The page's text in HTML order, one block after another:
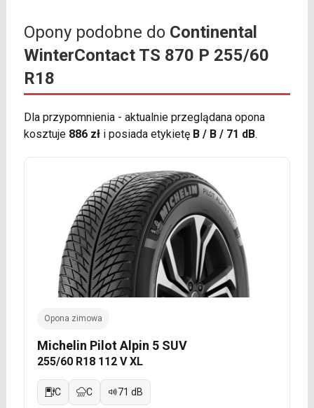
Opony podobne do Continental
WinterContact TS 870 P 255/60
R18
Dla przypomnienia - aktualnie przeglądana opona
kosztuje 886 złi posiada etykietę B / B / 71 dB.
Opona zimowa
Michelin Pilot Alpin 5 SUV
255/60 R18 112 V XL
C C 71 dB